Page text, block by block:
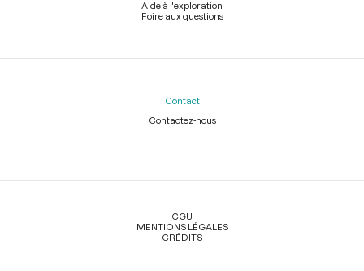
Aide à l'exploration
Foire aux questions
Contact
Contactez-nous
Légal
CGU
MENTIONS LÉGALES
CRÉDITS